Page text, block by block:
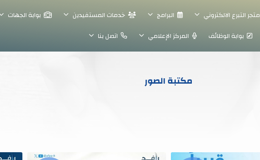
متجر التبرع الالكتروني البرامج خدمات المستفيدين بوابة الجهات
بوابة الوظائف المركز الإعلامي اتصل بنا
مكتبة الصور